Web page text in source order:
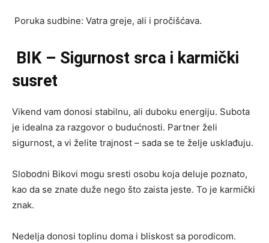
Poruka sudbine: Vatra greje, ali i pročišćava.
BIK – Sigurnost srca i karmički
susret
Vikend vam donosi stabilnu, ali duboku energiju. Subota
je idealna za razgovor o budućnosti. Partner želi
sigurnost, a vi želite trajnost – sada se te želje usklađuju.
Slobodni Bikovi mogu sresti osobu koja deluje poznato,
kao da se znate duže nego što zaista jeste. To je karmički
znak.
Nedelja donosi toplinu doma i bliskost sa porodicom.